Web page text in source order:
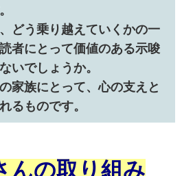
どう乗り越えていくかの一
者にとって価値のある示唆
いでしょうか。
家族にとって、心の支えと
るものです。
んの取り組み